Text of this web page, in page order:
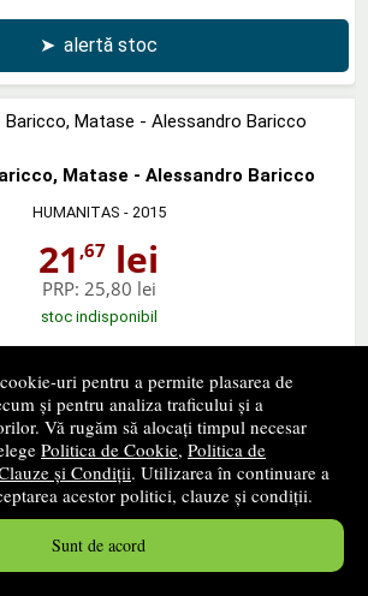
uri pentru a permite plasarea de
și pentru analiza traficului și a
Vă rugăm să alocați timpul necesar
Politica de Cookie, Politica de
și Condiții. Utilizarea în continuare a
acestor politici, clauze și condiții.
Sunt de acord
➤ alertă stoc
Matase - Alessandro Baricco
HUMANITAS - 2015
21 ,67 lei
PRP: 25,80 lei
stoc indisponibil
➤ alertă stoc
Folie a trois - Ivona. Volumul al II-lea
TREI - 2015
31,03lei